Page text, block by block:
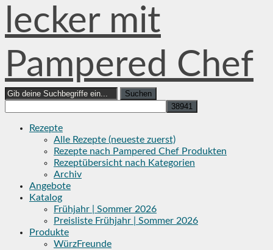
lecker mit
Pampered Chef
Search
for:
Rezepte
Alle Rezepte (neueste zuerst)
Rezepte nach Pampered Chef Produkten
Rezeptübersicht nach Kategorien
Archiv
Angebote
Katalog
Frühjahr | Sommer 2026
Preisliste Frühjahr | Sommer 2026
Produkte
WürzFreunde